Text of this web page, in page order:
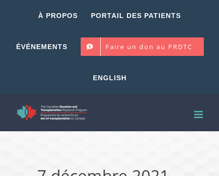
À PROPOS PORTAIL DES PATIENTS
ÉVÉNEMENTS Faire un don au PRDTC
ENGLISH